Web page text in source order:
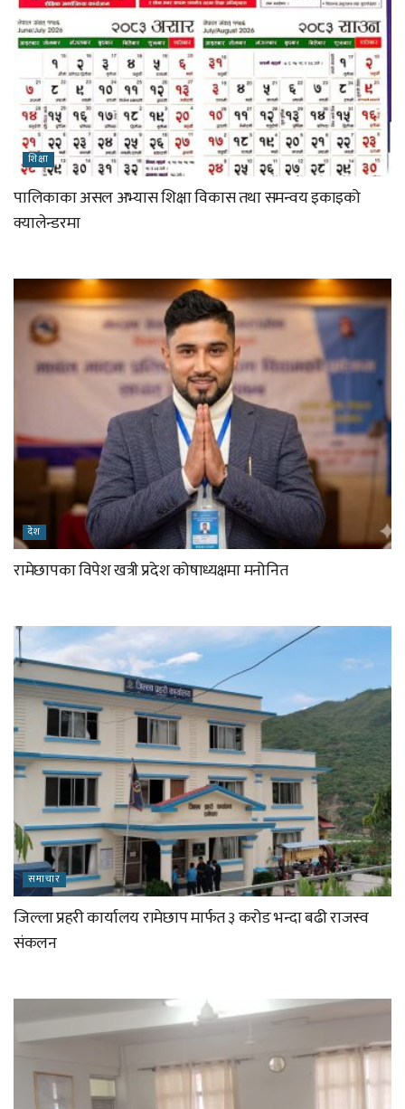
शिक्षा
पालिकाका असल अभ्यास शिक्षा विकास तथा समन्वय इकाइको
क्यालेन्डरमा
देश
रामेछापका विपेश खत्री प्रदेश कोषाध्यक्षमा मनोनित
समाचार
जिल्ला प्रहरी कार्यालय रामेछाप मार्फत ३ करोड भन्दा बढी राजस्व
संकलन